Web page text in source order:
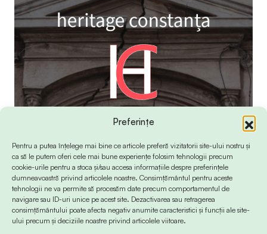
Preferințe
Pentru a putea înțelege mai bine ce articole preferă vizitatorii site-ului nostru și
ca să le putem oferi cele mai bune experiențe folosim tehnologii precum
cookie-urile pentru a stoca și/sau accesa informațiile despre preferințele
dumneavoastră privind articolele noastre. Consimțământul pentru aceste
tehnologii ne va permite să procesăm date precum comportamentul de
navigare sau ID-uri unice pe acest site. Dezactivarea sau retragerea
consimțământului poate afecta negativ anumite caracteristici și funcții ale site-
ului precum și deciziile noastre privind articolele viitoare.